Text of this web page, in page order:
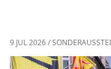
9 JUL 2026 /